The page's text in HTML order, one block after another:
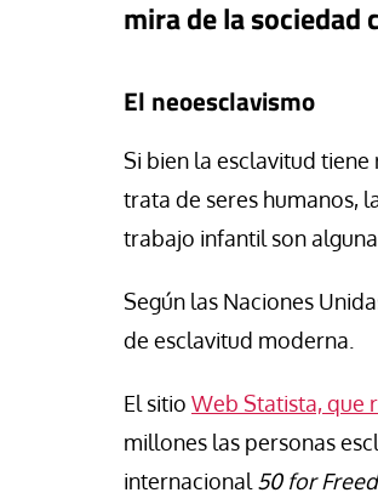
mira de la sociedad
El neoesclavismo
Si bien la esclavitud tiene
trata de seres humanos,
trabajo infantil son
Según las Naciones
de esclavitud moderna.
El sitio Web Statista, que
millones las personas
internacional 50 for
Luis Palacios